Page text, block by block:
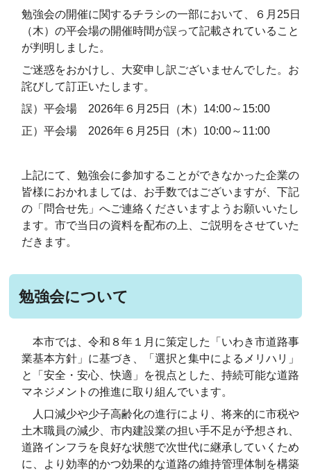
勉強会の開催に関するチラシの一部において、６月25日
（木）の平会場の開催時間が誤って記載されていること
が判明しました。
ご迷惑をおかけし、大変申し訳ございませんでした。お
詫びして訂正いたします。
誤）平会場 2026年６月25日（木）14:00～15:00
正）平会場 2026年６月25日（木）10:00～11:00
上記にて、勉強会に参加することができなかった企業の
皆様におかれましては、お手数ではございますが、下記
の「問合せ先」へご連絡くださいますようお願いいたし
ます。市で当日の資料を配布の上、ご説明をさせていた
だきます。
勉強会について
本市では、令和８年１月に策定した「いわき市道路事
業基本方針」に基づき、「選択と集中によるメリハリ」
と「安全・安心、快適」を視点とした、持続可能な道路
マネジメントの推進に取り組んでいます。
人口減少や少子高齢化の進行により、将来的に市税や
土木職員の減少、市内建設業の担い手不足が予想され、
道路インフラを良好な状態で次世代に継承していくため
に、より効率的かつ効果的な道路の維持管理体制を構築